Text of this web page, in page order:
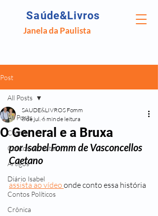
Saúde&Livros
Janela da Paulista
Post
All Posts
Contos
Contos de Natal
Artigos
Diário Isabel
Contos Políticos
Crônica
All Posts
O General e a Bruxa
SAUDE&LIVROS Fomm
8 de jul. 6 min de leitura
por Isabel Fomm de Vasconcellos
Caetano
assista ao vídeo onde conto essa história